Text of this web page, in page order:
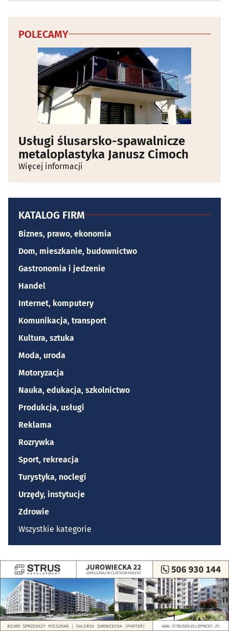
POLECAMY
Usługi ślusarsko-spawalnicze
metaloplastyka Janusz Cimoch
Więcej informacji
KATALOG FIRM
Biznes, prawo, ekonomia
Dom, mieszkanie, budownictwo
Gastronomia i jedzenie
Handel
Internet, komputery
Komunikacja, transport
Kultura, sztuka
Moda, uroda
Motoryzacja
Nauka, edukacja, szkolnictwo
Produkcja, usługi
Reklama
Rozrywka
Sport, rekreacja
Turystyka, noclegi
Urzędy, instytucje
Zdrowie
Wszystkie kategorie